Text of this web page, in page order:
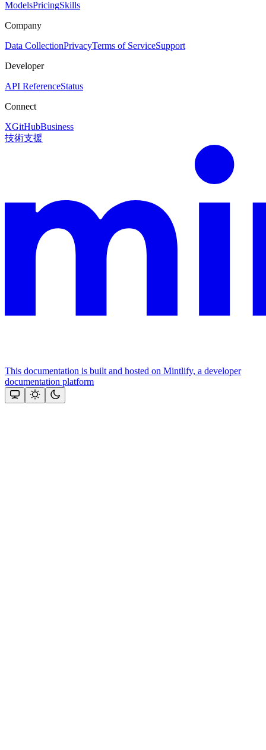
ModelsPricingSkills
Company
Data CollectionPrivacyTerms of ServiceSupport
Developer
API ReferenceStatus
Connect
XGitHubBusiness
技術支援
This documentation is built and hosted on Mintlify, a developer
documentation platform